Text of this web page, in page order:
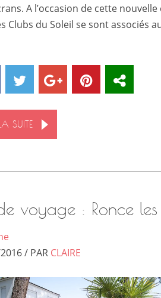
A l’occasion de cette
Clubs du Soleil se sont associés
SUITE
voyage : Ronce les
/ PAR CLAIRE